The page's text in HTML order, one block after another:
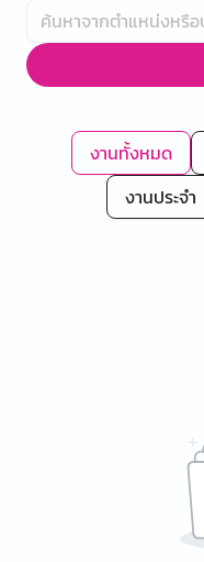
งานทั้งหมด
งานประจำ